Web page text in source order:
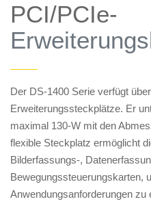
PCI/PCIe-
——
Der DS-1400 Serie verfügt
Erweiterungssteckplätze. Er
maximal 130-W mit den
flexible Steckplatz ermöglicht
Bilderfassungs-,
Bewegungssteuerungskarten,
Anwendungsanforderungen zu